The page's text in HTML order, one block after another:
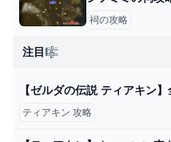
祠の攻略
注目🎼
ティアキン 攻略